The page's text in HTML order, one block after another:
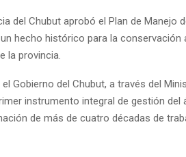
del Chubut aprobó el Plan de Manejo
hecho histórico para la conservación
la provincia.
Gobierno del Chubut, a través del
instrumento integral de gestión del
de más de cuatro décadas de